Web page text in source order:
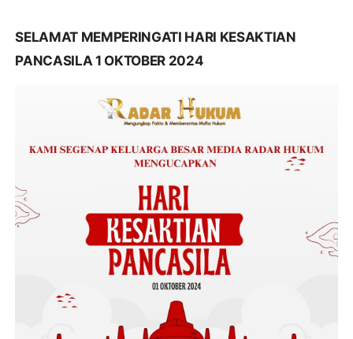
SELAMAT MEMPERINGATI HARI KESAKTIAN
PANCASILA 1 OKTOBER 2024